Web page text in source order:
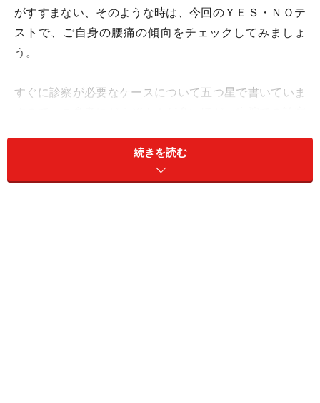
がすすまない、そのような時は、今回のＹＥＳ・ＮＯテ
ストで、ご自身の腰痛の傾向をチェックしてみましょ
う。
すぐに診察が必要なケースについて五つ星で書いていま
続きを読む